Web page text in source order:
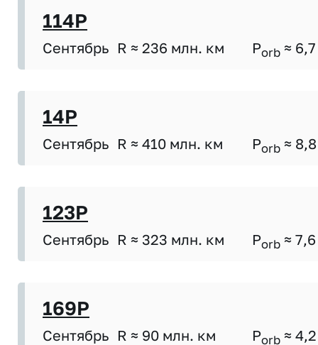
114P
Сентябрь R ≈ 236 млн. км Porb ≈ 6,7
14P
Сентябрь R ≈ 410 млн. км Porb ≈ 8,8
123P
Сентябрь R ≈ 323 млн. км Porb ≈ 7,6
169P
Сентябрь R ≈ 90 млн. км Porb ≈ 4,2